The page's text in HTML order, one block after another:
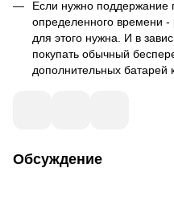
Если нужно поддержание
определенного времени -
для этого нужна. И в
покупать обычный
дополнительных батарей
Обсуждение